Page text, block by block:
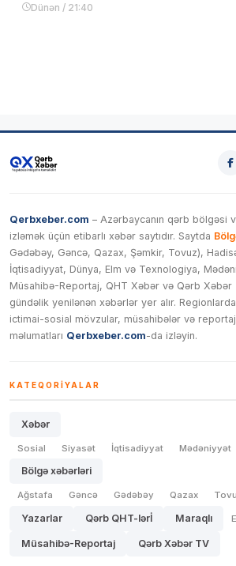
Dünən / 21:40
Qerbxeber.com – Azərbaycanın qərb bölgəsi
izləmək üçün etibarlı xəbər saytıdır. Saytda
Gədəbəy, Gəncə, Qazax, Şəmkir, Tovuz),
İqtisadiyyat, Dünya, Elm və Texnologiya,
Müsahibə-Reportaj, QHT Xəbər və Qərb
gündəlik yenilənən xəbərlər yer alır.
ictimai-sosial mövzular, müsahibələr və
məlumatları Qerbxeber.com-da izləyin.
KATEQORIYALAR
Xəbər
Sosial Siyasət İqtisadiyyat Mədəniyyət
Bölgə xəbərləri
Ağstafa Gəncə Gədəbəy Qazax
Yazarlar Qərb QHT-lərİ Maraqlı
Müsahibə-Reportaj Qərb Xəbər TV